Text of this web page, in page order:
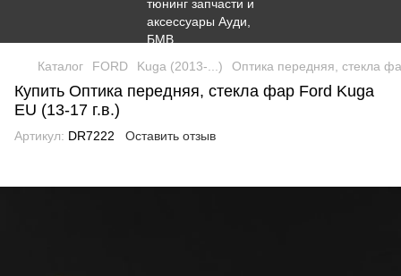
Каталог FORD Kuga (2013-...) Оптика передняя, стекла
Купить Оптика передняя, стекла фар Ford Kuga
EU (13-17 г.в.)
Артикул: DR7222 Оставить отзыв